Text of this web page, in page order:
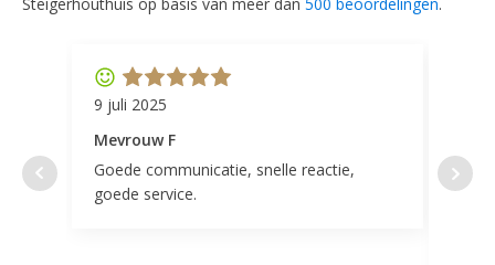
9 juli 2025
Mevrouw F
Goede communicatie, snelle reactie,
goede service.
door